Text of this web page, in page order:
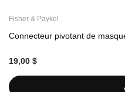
Fisher & Paykel
Connecteur pivotant de
19,00 $